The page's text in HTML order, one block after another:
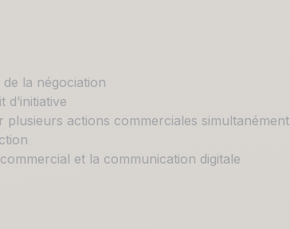
la négociation
d’initiative
plusieurs actions commerciales simultanément
et la communication digitale